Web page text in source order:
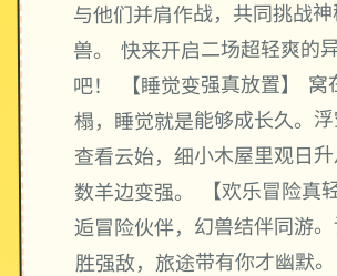
与他们并肩作战，共同挑战
兽。 快来开启二场超轻爽的
吧！ 【睡觉变强真放置】 窝
榻，睡觉就是能够成长久。
查看云始，细小木屋里观日
数羊边变强。 【欢乐冒险真
逅冒险伙伴，幻兽结伴同游
胜强敌，旅途带有你才幽默